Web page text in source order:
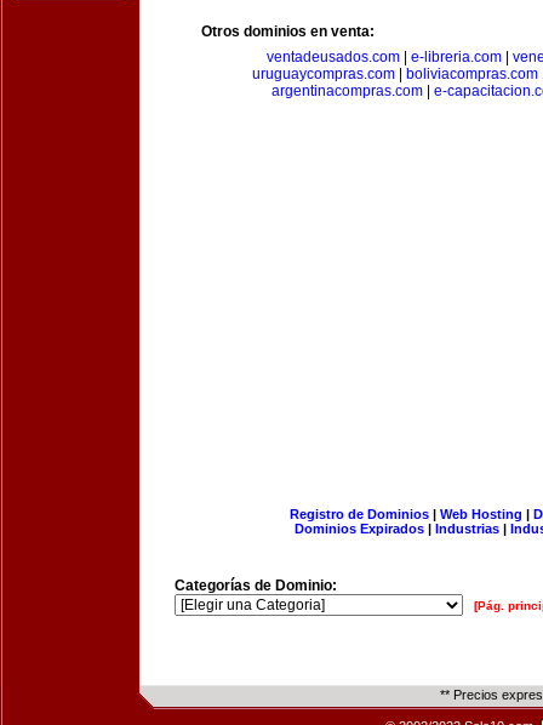
Otros dominios en venta:
ventadeusados.com| e-libreria.com|
uruguaycompras.com| boliviacompras.com
argentinacompras.com| e-
Registro de Dominios| Web Hosting |
Dominios Expirados | Industrias |
Categorías de Dominio:
[Pág.
** Precios